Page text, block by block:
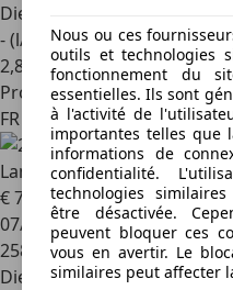
Diesel
- (l/100 km)
2,8
Professionnel
FR 59720
Land Rover Freelander2.2
€ 7 490
07/2010
258 000 km
Diesel
Nous ou ces
outils et technologies
fonctionnement du
essentielles. Ils sont
à l'activité de
importantes telles que
informations de
confidentialité.
technologies
être désactivée.
peuvent bloquer ces
vous en avertir. Le
similaires peut affecter